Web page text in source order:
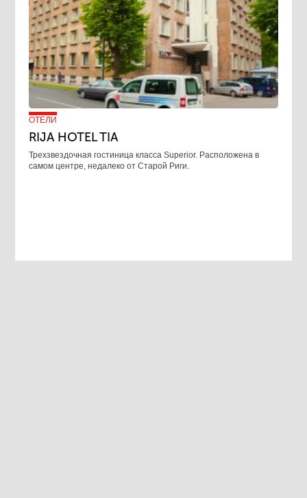
ОТЕЛИ
RIJA HOTEL TIA
Трехзвездочная гостиница класса Superior. Расположена в
самом центре, недалеко от Старой Риги.